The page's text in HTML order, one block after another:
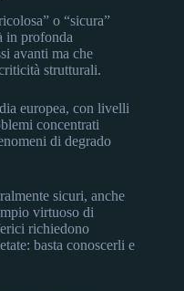
o “sicura”
in profonda
avanti ma che
strutturali.
europea, con livelli
concentrati
di degrado
sicuri, anche
virtuoso di
richiedono
basta conoscerli e